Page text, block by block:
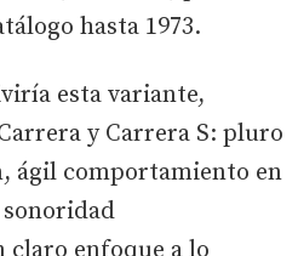
hasta 1973.
esta variante,
y Carrera S: pluro
ágil comportamiento en